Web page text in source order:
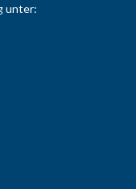
unter: